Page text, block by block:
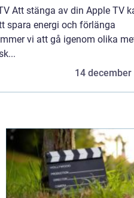
Att stänga av din Apple TV
spara energi och förlänga
vi att gå igenom olika
14 december